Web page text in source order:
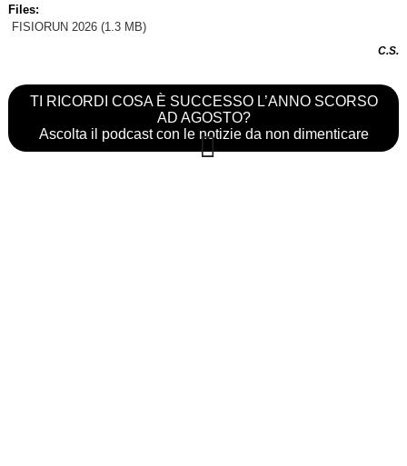
Files:
FISIORUN 2026(1.3 MB)
C.S.
TI RICORDI COSA È SUCCESSO L’ANNO SCORSO
AD AGOSTO?
Ascolta il podcast con le notizie da non dimenticare